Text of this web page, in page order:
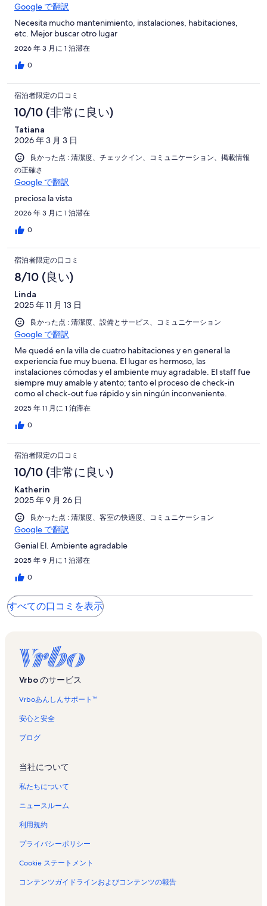
Google で翻訳
Necesita mucho mantenimiento, instalaciones, habitaciones,
etc. Mejor buscar otro lugar
2026 年 3 月に 1 泊滞在
0
宿泊者限定の口コミ
10/10 (非常に良い)
Tatiana
2026 年 3 月 3 日
良かった点 : 清潔度、チェックイン、コミュニケーション、掲載情報
の正確さ
Google で翻訳
preciosa la vista
2026 年 3 月に 1 泊滞在
0
宿泊者限定の口コミ
8/10 (良い)
Linda
2025 年 11 月 13 日
良かった点 : 清潔度、設備とサービス、コミュニケーション
Google で翻訳
Me quedé en la villa de cuatro habitaciones y en general la
experiencia fue muy buena. El lugar es hermoso, las
instalaciones cómodas y el ambiente muy agradable. El staff fue
siempre muy amable y atento; tanto el proceso de check-in
como el check-out fue rápido y sin ningún inconveniente.
También comimos en el restaurante del hotel y la comida estuvo
deliciosa, definitivamente recomendable. El único detalle en el
que podrían mejorar es en la limpieza, especialmente en los
esperaba. En general, disfrutamos mucho la estadía y
volveríamos, confiando en que ese aspecto de limpieza será
mejorado.
2025 年 11 月に 1 泊滞在
0
宿泊者限定の口コミ
10/10 (非常に良い)
Katherin
2025 年 9 月 26 日
良かった点 : 清潔度、客室の快適度、コミュニケーション
Google で翻訳
Genial El. Ambiente agradable
2025 年 9 月に 1 泊滞在
0
すべての口コミを表示
Vrbo のサービス
Vrboあんしんサポート™
安心と安全
ブログ
当社について
私たちについて
ニュースルーム
利用規約
プライバシーポリシー
Cookie ステートメント
コンテンツガイドラインおよびコンテンツの報告